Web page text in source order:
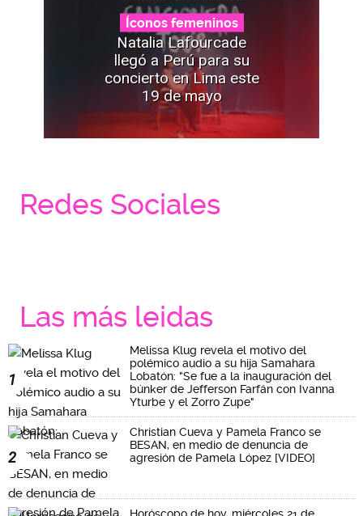
Íconos femeninos
Natalia Lafourcade
llegó a Perú para su
concierto en Lima este
19 de mayo
Redes Sociales
Las más leidas
1
Melissa Klug revela el motivo del
polémico audio a su hija Samahara
Lobatón: "Se fue a la inauguración del
búnker de Jefferson Farfán con Ivanna
Yturbe y el Zorro Zupe"
2
Christian Cueva y Pamela Franco se
BESAN, en medio de denuncia de
agresión de Pamela López [VIDEO]